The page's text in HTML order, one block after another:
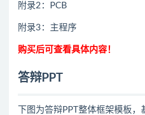
附录2：PCB
附录3：主程序
购买后可查看具体内容！
答辩PPT
下图为答辩PPT整体框架模板，